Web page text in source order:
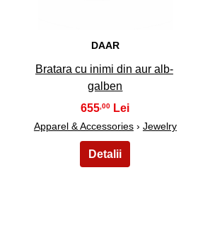
DAAR
Bratara cu inimi din aur alb-
galben
655,00
Apparel & Accessories› Jewelry